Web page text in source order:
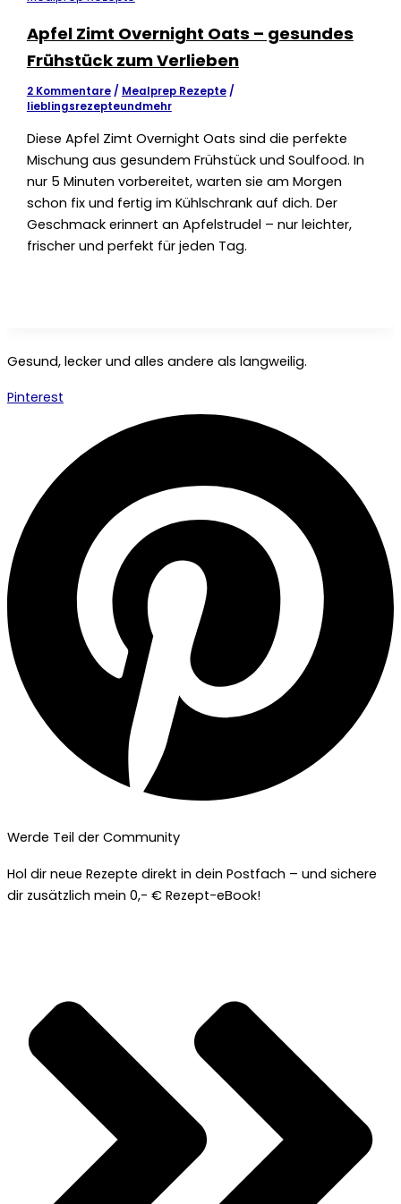
Apfel Zimt Overnight Oats – gesundes
Frühstück zum Verlieben
2 Kommentare / Mealprep Rezepte/
lieblingsrezepteundmehr
Diese Apfel Zimt Overnight Oats sind die perfekte
Mischung aus gesundem Frühstück und Soulfood. In
nur 5 Minuten vorbereitet, warten sie am Morgen
schon fix und fertig im Kühlschrank auf dich. Der
Geschmack erinnert an Apfelstrudel – nur leichter,
frischer und perfekt für jeden Tag.
Gesund, lecker und alles andere als langweilig.
Pinterest
Werde Teil der Community
Hol dir neue Rezepte direkt in dein Postfach – und sichere
dir zusätzlich mein 0,- € Rezept-eBook!